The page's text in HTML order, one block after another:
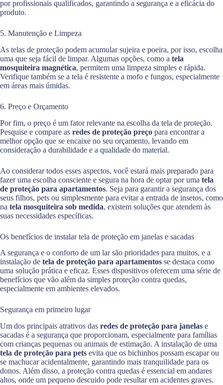
por profissionais qualificados, garantindo a segurança e a eficácia do
produto.
5. Manutenção e Limpeza
As telas de proteção podem acumular sujeira e poeira, por isso, escolha
uma que seja fácil de limpar. Algumas opções, como a tela
mosquiteira magnética, permitem uma limpeza simples e rápida.
Verifique também se a tela é resistente a mofo e fungos, especialmente
em áreas mais úmidas.
6. Preço e Orçamento
Por fim, o preço é um fator relevante na escolha da tela de proteção.
Pesquise e compare as redes de proteção preço para encontrar a
melhor opção que se encaixe no seu orçamento, levando em
consideração a durabilidade e a qualidade do material.
Ao considerar todos esses aspectos, você estará mais preparado para
fazer uma escolha consciente e segura na hora de optar por uma tela
de proteção para apartamentos. Seja para garantir a segurança dos
seus filhos, pets ou simplesmente para evitar a entrada de insetos, como
na tela mosquiteira sob medida, existem soluções que atendem às
suas necessidades específicas.
Os benefícios de instalar tela de proteção em janelas e sacadas
A segurança e o conforto de um lar são prioridades para muitos, e a
instalação de tela de proteção para apartamentos se destaca como
uma solução prática e eficaz. Esses dispositivos oferecem uma série de
benefícios que vão além da simples proteção contra quedas,
especialmente em ambientes elevados.
Segurança em primeiro lugar
Um dos principais atrativos das redes de proteção para janelas e
sacadas é a segurança que proporcionam, especialmente para famílias
com crianças pequenas ou animais de estimação. A instalação de uma
tela de proteção para pets evita que os bichinhos possam escapar ou
se machucar acidentalmente, garantindo mais tranquilidade para os
donos. Além disso, a proteção contra quedas é essencial em andares
altos, onde um pequeno descuido pode resultar em acidentes graves.